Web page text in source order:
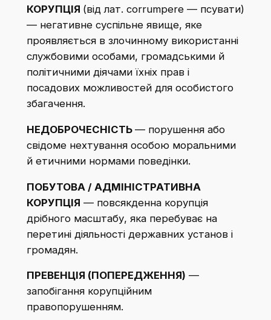
КОРУПЦІЯ (від лат. corrumpere — псувати)
— негативне суспільне явище, яке
проявляється в злочинному використанні
службовими особами, громадськими й
політичними діячами їхніх прав і
посадових можливостей для особистого
збагачення.​
НЕДОБРОЧЕСНІСТЬ — порушення або
свідоме нехтування особою моральними
й етичними нормами поведінки.
ПОБУТОВА / АДМІНІСТРАТИВНА
КОРУПЦІЯ — повсякденна корупція
дрібного масштабу, яка перебуває на
перетині діяльності державних установ і
громадян.​
ПРЕВЕНЦІЯ (ПОПЕРЕДЖЕННЯ) —
запобігання корупційним
правопорушенням. ​